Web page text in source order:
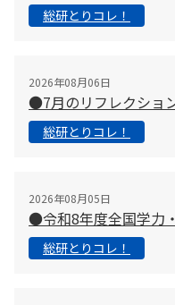
総研とりコレ！
2026年08月06日
●7月のリフレクショ
総研とりコレ！
2026年08月05日
●令和8年度全国学力
総研とりコレ！